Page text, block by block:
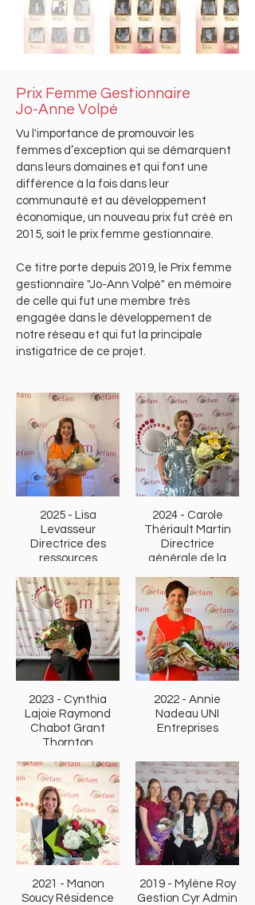
Prix Femme Gestionnaire
Jo-Anne Volpé
Vu l'importance de promouvoir les
femmes d’exception qui se démarquent
dans leurs domaines et qui font une
différence à la fois dans leur
communauté et au développement
économique, un nouveau prix fut créé en
2015, soit le prix femme gestionnaire.
Ce titre porte depuis 2019, le Prix femme
gestionnaire "Jo-Ann Volpé" en mémoire
de celle qui fut une membre très
engagée dans le développement de
notre réseau et qui fut la principale
instigatrice de ce projet.
2025 - Lisa
Levasseur
Directrice des
ressources
santé et sécurité
chez Waska
2024 - Carole
Thériault Martin
Directrice
générale de la
l'Hôpital régionale
d'Edmundston
2023 - Cynthia
Lajoie Raymond
Chabot Grant
Thornton
2022 - Annie
Nadeau UNI
Entreprises
2021 - Manon
Soucy Résidence
2019 - Mylène Roy
Gestion Cyr Admin